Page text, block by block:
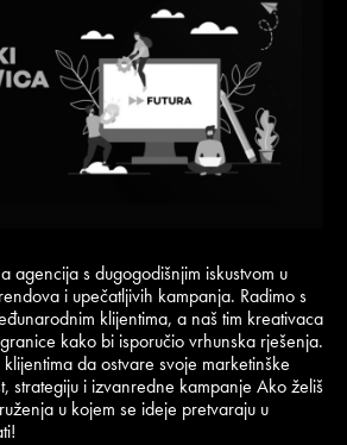
agencija s dugogodišnjim iskustvom u
i upečatljivih kampanja. Radimo s
klijentima, a naš tim kreativaca
kako bi isporučio vrhunska rješenja.
da ostvare svoje marketinške
strategiju i izvanredne kampanje Ako želiš
u kojem se ideje pretvaraju u